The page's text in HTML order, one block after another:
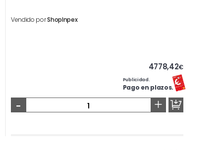
Vendido porShopInpex
4778,42€
Publicidad.
Pago en plazos.
- +